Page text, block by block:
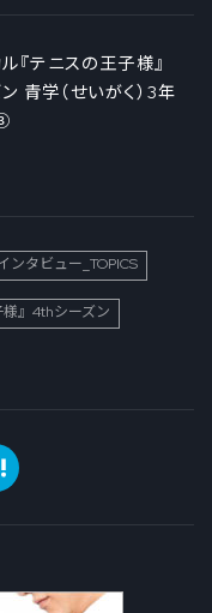
『テニスの王子様』
青学（せいがく）3年
ンタビュー_TOPICS
』4thシーズン